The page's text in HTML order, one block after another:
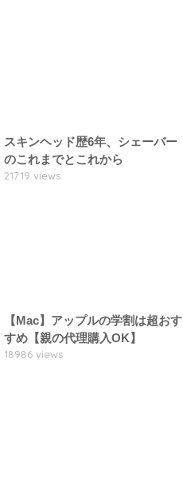
スキンヘッド歴6年、シェーバー
のこれまでとこれから
21719 views
【Mac】アップルの学割は超おす
すめ【親の代理購入OK】
18986 views